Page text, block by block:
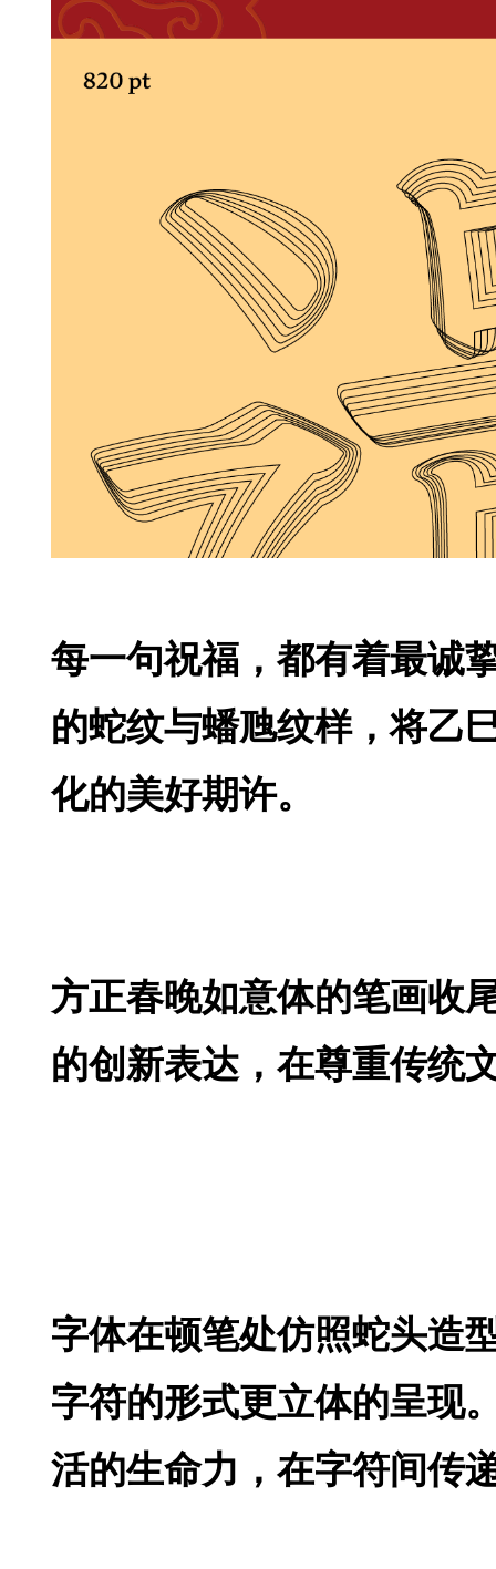
每一句祝福，都有着最诚
的蛇纹与蟠虺纹样，将乙
化的美好期许。
方正春晚如意体的笔画收
的创新表达，在尊重传统
字体在顿笔处仿照蛇头造
字符的形式更立体的呈现
活的生命力，在字符间传